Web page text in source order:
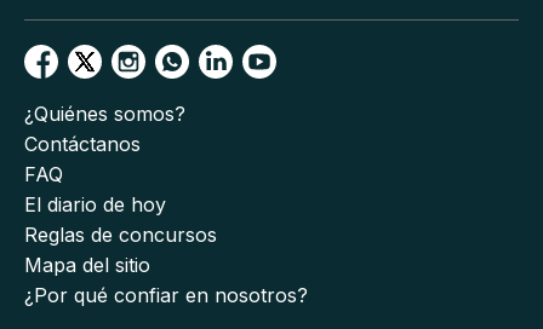
¿Quiénes somos?
Contáctanos
FAQ
El diario de hoy
Reglas de concursos
Mapa del sitio
¿Por qué confiar en nosotros?